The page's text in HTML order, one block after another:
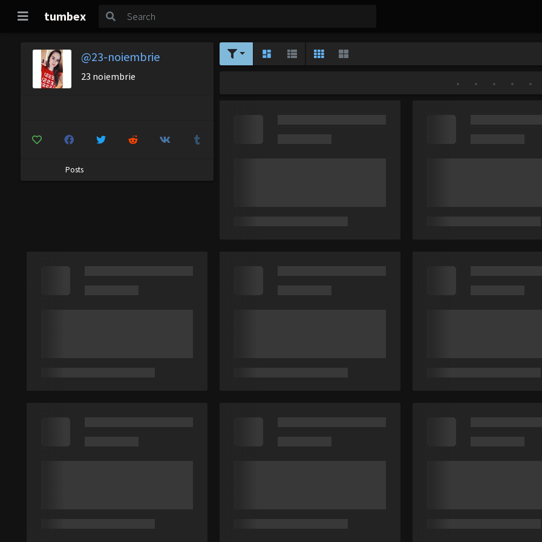
tumbex
@23-noiembrie
23 noiembrie
Posts
GalleryList ClassicLarge
• • • • •